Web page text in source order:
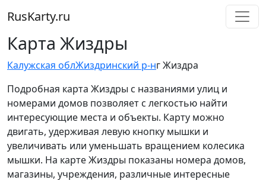
RusKarty.ru
Карта Жиздры
Калужская облЖиздринский р-нг Жиздра
Подробная карта Жиздры с названиями улиц и
номерами домов позволяет с легкостью найти
интересующие места и объекты. Карту можно
двигать, удерживая левую кнопку мышки и
увеличивать или уменьшать вращением колесика
мышки. На карте Жиздры показаны номера домов,
магазины, учреждения, различные интересные